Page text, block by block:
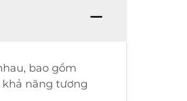
bao gồm
khả năng tương